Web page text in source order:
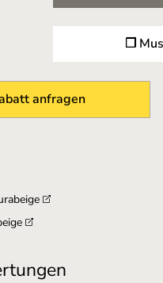
❐
anfragen